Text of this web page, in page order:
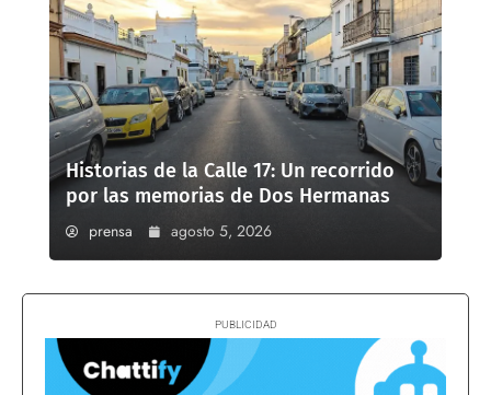
Historias de la Calle 17: Un recorrido
por las memorias de Dos Hermanas
prensa agosto 5, 2026